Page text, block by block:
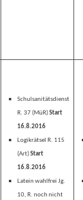
Schulsanitätsdienst
R. 37 (MüR)Start
16.8.2016
Logikrätsel R. 115
(Art)Start
16.8.2016
Latein wahlfrei Jg.
10, R. noch nicht